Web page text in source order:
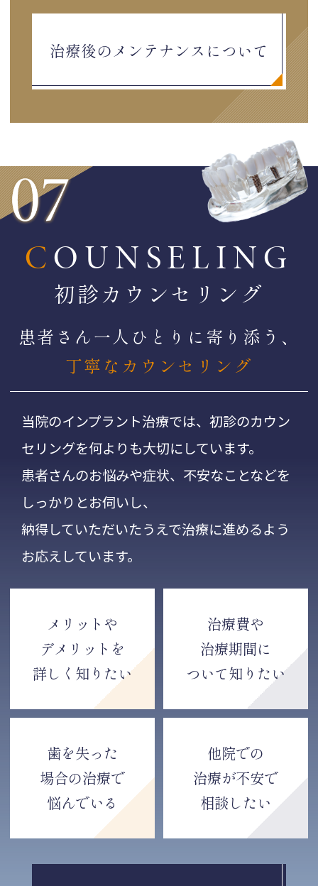
治療後のメンテナンスについて
COUNSELING
初診カウンセリング
患者さん一人ひとりに寄り添う、
丁寧なカウンセリング
当院のインプラント治療では、初診のカウン
セリングを何よりも大切にしています。
患者さんのお悩みや症状、不安なことなどを
しっかりとお伺いし、
納得していただいたうえで治療に進めるよう
お応えしています。
メリットや
デメリットを
詳しく知りたい
治療費や
治療期間に
ついて知りたい
歯を失った
場合の治療で
悩んでいる
他院での
治療が不安で
相談したい